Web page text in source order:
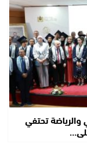
والرياضة تحتفي